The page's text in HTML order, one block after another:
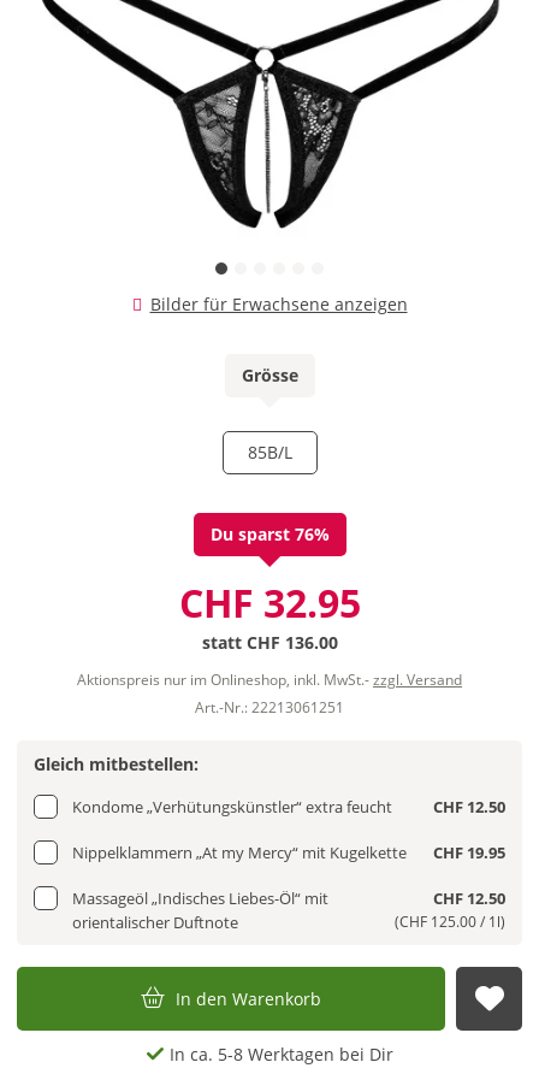
Bilder für Erwachsene anzeigen
Grösse
85B/L
Du sparst 76%
CHF 32.95
statt CHF 136.00
Aktionspreis nur im Onlineshop, inkl. MwSt.-zzgl. Versand
Art.-Nr.: 22213061251
Gleich mitbestellen:
Kondome „Verhütungskünstler“ extra feucht CHF 12.50
Nippelklammern „At my Mercy“ mit Kugelkette CHF 19.95
Massageöl „Indisches Liebes-Öl“ mit
orientalischer Duftnote
CHF 12.50
(CHF 125.00 / 1l)
In den Warenkorb
In ca. 5-8 Werktagen bei Dir